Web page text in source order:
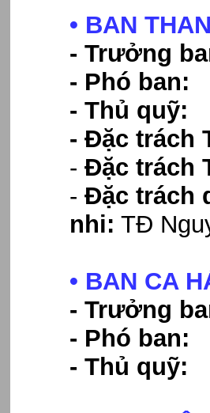
• BAN
- Trưởng
- Phó ban:
- Thủ quỹ:
- Đặc trách
- Đặc trách
- Đặc trách
nhi: TĐ
• BAN CA
- Trưởng
- Phó
- Thủ quỹ: